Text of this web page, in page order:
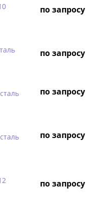
по запросу
по запросу
по запросу
по запросу
по запросу